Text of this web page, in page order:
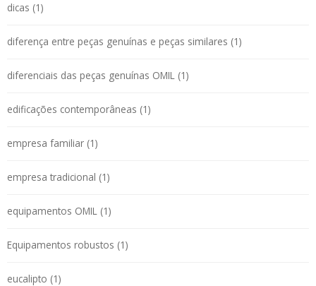
dicas (1)
diferença entre peças genuínas e peças similares (1)
diferenciais das peças genuínas OMIL (1)
edificações contemporâneas (1)
empresa familiar (1)
empresa tradicional (1)
equipamentos OMIL (1)
Equipamentos robustos (1)
eucalipto (1)